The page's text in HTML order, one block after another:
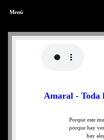
Menú
Amaral - Toda
Porque este
porque hay
hay